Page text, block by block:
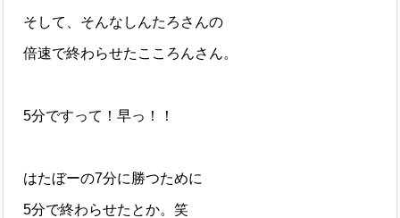
そして、そんなしんたろさんの
倍速で終わらせたこころんさん。
5分ですって！早っ！！
はたぼーの7分に勝つために
5分で終わらせたとか。笑